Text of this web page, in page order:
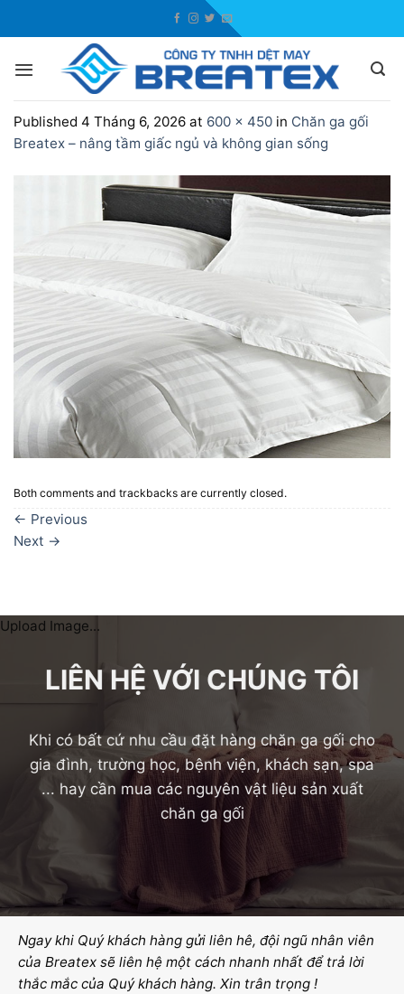
Published 4 Tháng 6, 2026 at 600 × 450 in Chăn ga gối
Breatex – nâng tầm giấc ngủ và không gian sống
Both comments and trackbacks are currently closed.
← Previous
Next →
LIÊN HỆ VỚI CHÚNG TÔI
Khi có bất cứ nhu cầu đặt hàng chăn ga gối cho
gia đình, trường học, bệnh viện, khách sạn, spa
... hay cần mua các nguyên vật liệu sản xuất
chăn ga gối
Upload Image...
Ngay khi Quý khách hàng gửi liên hê, đội ngũ nhân viên
của Breatex sẽ liên hệ một cách nhanh nhất để trả lời
thắc mắc của Quý khách hàng. Xin trân trọng !